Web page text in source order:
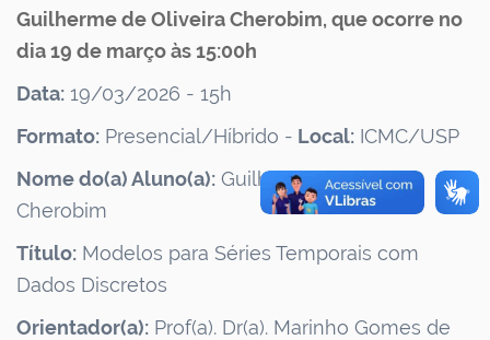
Guilherme de Oliveira Cherobim, que ocorre no
dia 19 de março às 15:00h
Data: 19/03/2026 - 15h
Formato: Presencial/Híbrido - Local: ICMC/USP
Nome do(a) Aluno(a): Guilherme de Oliveira
Cherobim
Título: Modelos para Séries Temporais com
Dados Discretos
Orientador(a): Prof(a). Dr(a). Marinho Gomes de